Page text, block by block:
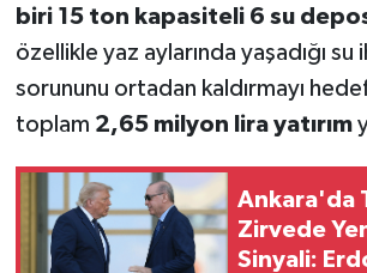
biri 15 ton kapasiteli 6 su
özellikle yaz aylarında yaşadığı su
sorununu ortadan kaldırmayı
toplam 2,65 milyon lira yatırım
Ankara'da
Zirvede
Sinyali: